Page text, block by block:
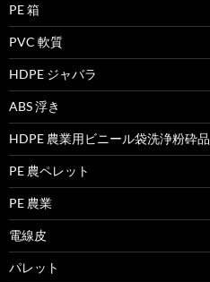
PE 箱
PVC 軟質
HDPE ジャバラ
ABS 浮き
HDPE 農業用ビニール袋洗浄粉砕品
PE 農ペレット
PE 農業
電線皮
パレット